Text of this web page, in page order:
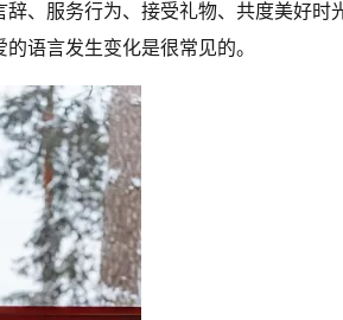
、服务行为、接受礼物、共度美好时
语言发生变化是很常见的。